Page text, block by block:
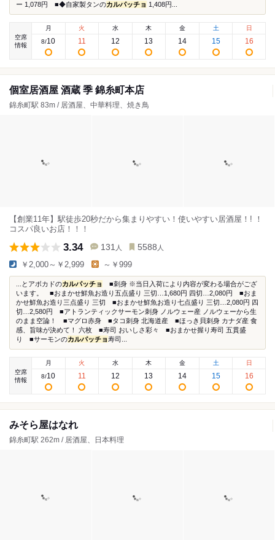
ー 1,078円 ■◆自家製タンのカルパッチョ 1,408円...
空席
情報
月
8/10
火
11
水
12
木
13
金
14
土
15
日
16
個室居酒屋 酒蔵 季 錦糸町本店
錦糸町駅 83m / 居酒屋、中華料理、焼き鳥
【創業11年】駅徒歩20秒だから集まりやすい！使いやすい居酒屋！! ！
コスパ良いお店！！！
3.34 131 人 5588 人
￥2,000～￥2,999 ～￥999
...とアボカドのカルパッチョ
■刺身 ※当日入荷により内容が変わる場合がござ
います。 ■おまかせ鮮魚お造り五点盛り 三切…1,680円 四切…2,080円 ■おま
かせ鮮魚お造り三点盛り 三切 ■おまかせ鮮魚お造り七点盛り 三切…2,080円 四
切…2,580円 ■アトランティックサーモン刺身 ノルウェー産 ノルウェーから生
のまま空論！ ■マグロ赤身 ■タコ刺身 北海道産 ■ほっき貝刺身 カナダ産 食
感、旨味が決めて！ 六枚 ■寿司 おいしさ彩々 ■おまかせ握り寿司 五貫盛
り ■サーモンのカルパッチョ寿司...
空席
情報
月
8/10
火
11
水
12
木
13
金
14
土
15
日
16
みそら屋はなれ
錦糸町駅 262m / 居酒屋、日本料理